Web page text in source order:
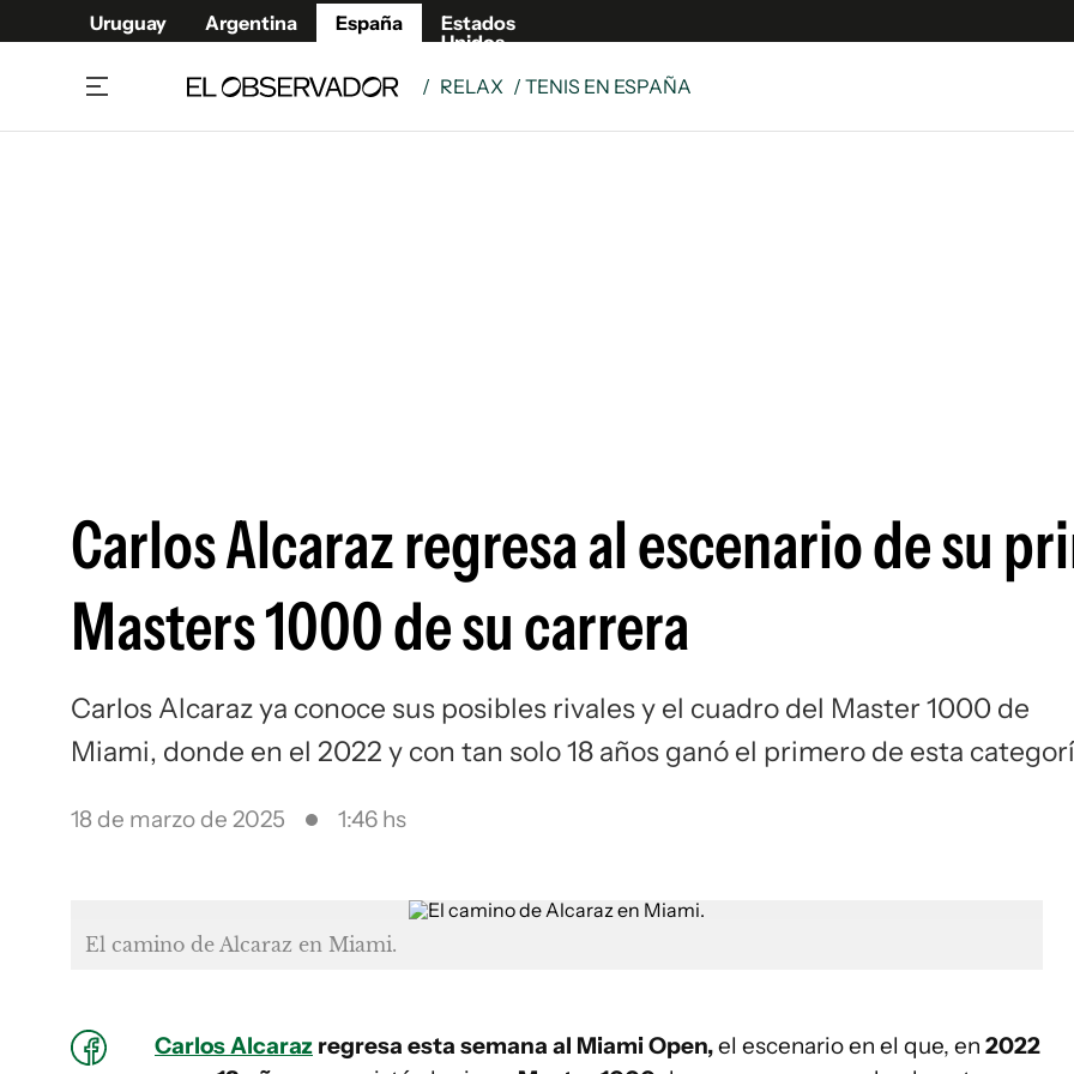
Uruguay Argentina España
Estados
Unidos
/ RELAX / TENIS EN ESPAÑA
Carlos Alcaraz regresa al escenario de su
Masters 1000 de su carrera
Carlos Alcaraz ya conoce sus posibles rivales y el cuadro del Master 1000 de
Miami, donde en el 2022 y con tan solo 18 años ganó el primero de esta
18 de marzo de 2025 1:46 hs
El camino de Alcaraz en Miami.
Carlos Alcaraz regresa esta semana al Miami Open,el escenario en el que, en 2022